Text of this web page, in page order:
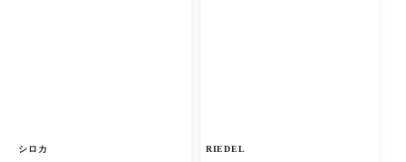
シロカ RIEDEL